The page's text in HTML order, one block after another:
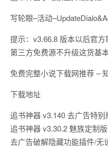
写轮眼–活动
提示：v3.66.8 版本以后官
第三方免费源不升级这货基
免费完整小说下载网推荐 –
下载地址
追书神器 v3.140 去广告特
追书神器 v3.30.2 魅族定制
去广告破解隐藏功能插件/无